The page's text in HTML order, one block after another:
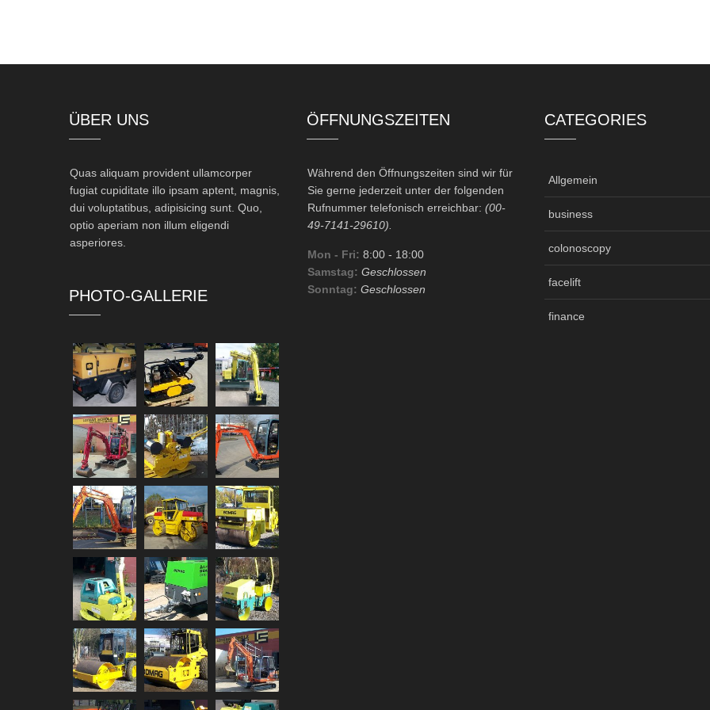
ÜBER UNS
Quas aliquam provident ullamcorper
fugiat cupiditate illo ipsam aptent, magnis,
dui voluptatibus, adipisicing sunt. Quo,
optio aperiam non illum eligendi
asperiores.
PHOTO-GALLERIE
ÖFFNUNGSZEITEN
Während den Öffnungszeiten sind wir für
Sie gerne jederzeit unter der folgenden
Rufnummer telefonisch erreichbar: (00-
49-7141-29610).
Mon - Fri: 8:00 - 18:00
Samstag: Geschlossen
Sonntag: Geschlossen
CATEGORIES
Allgemein
business
colonoscopy
facelift
finance